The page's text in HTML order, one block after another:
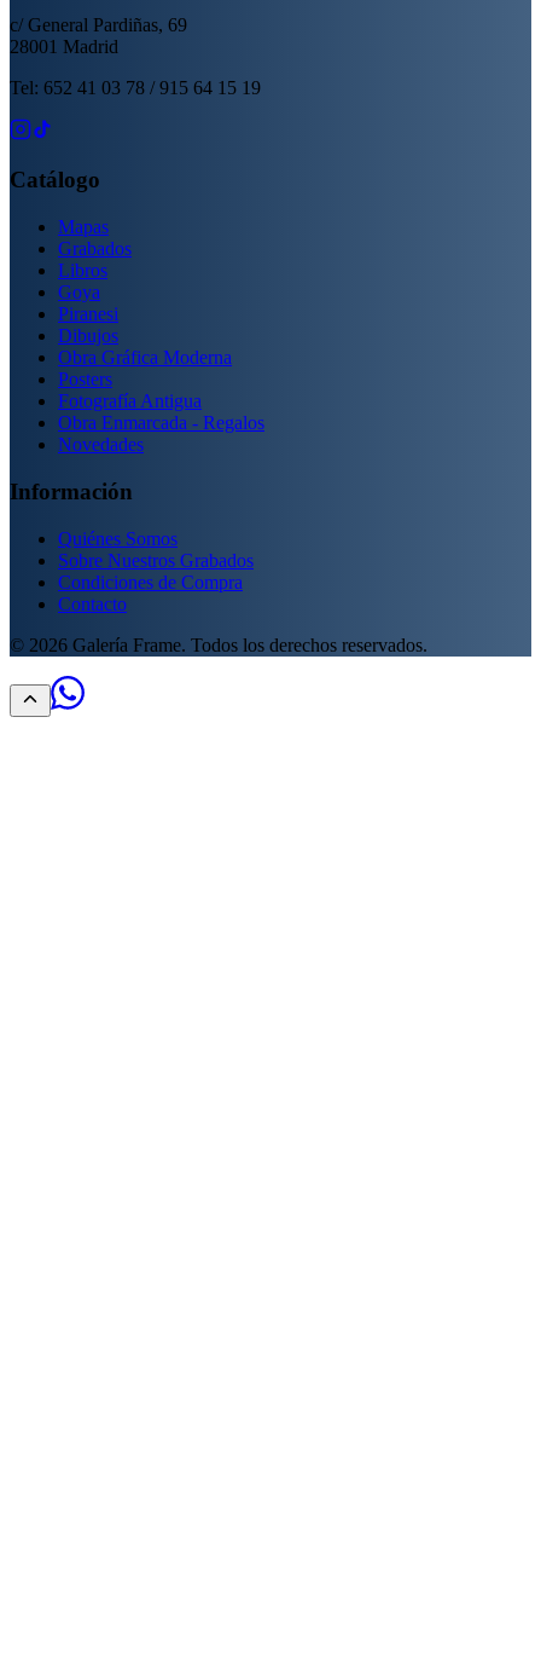
c/ General Pardiñas, 69
28001 Madrid
Tel: 652 41 03 78 / 915 64 15 19
Catálogo
Mapas
Grabados
Libros
Goya
Piranesi
Dibujos
Obra Gráfica Moderna
Posters
Fotografía Antigua
Obra Enmarcada - Regalos
Novedades
Información
Quiénes Somos
Sobre Nuestros Grabados
Condiciones de Compra
Contacto
© 2026 Galería Frame. Todos los derechos reservados.